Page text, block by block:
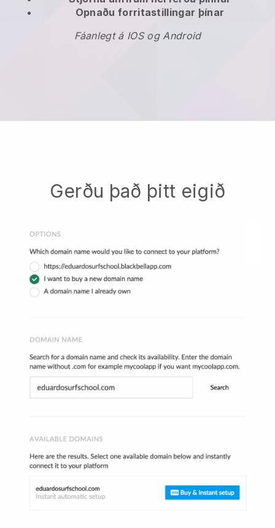
Opnaðu forritastillingar þínar
Fáanlegt á IOS og Android
Gerðu það þitt eigið